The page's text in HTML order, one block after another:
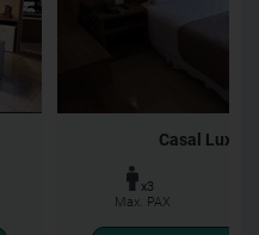
Casal Luxo
x3
Max. PAX